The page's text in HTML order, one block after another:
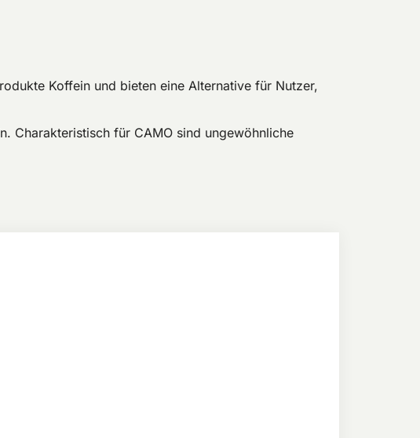
Koffein und bieten eine Alternative für Nutzer,
Charakteristisch für CAMO sind ungewöhnliche